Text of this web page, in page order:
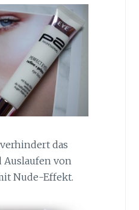
das
Auslaufen von
Nude-Effekt.